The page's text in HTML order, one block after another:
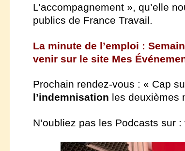
L’accompagnement », qu’elle
publics de France Travail.
La minute de l’emploi :
venir sur le site Mes
Prochain rendez-vous : « Cap
l’indemnisation les deuxièmes
N’oubliez pas les Podcasts sur